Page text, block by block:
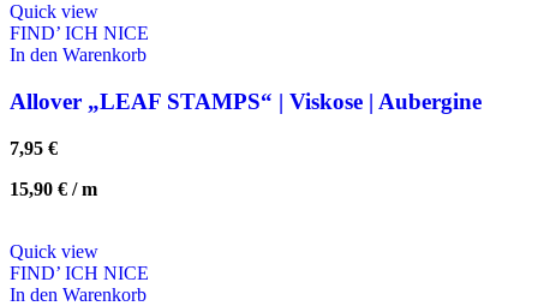
Quick view
FIND’ ICH NICE
In den Warenkorb
Allover „LEAF STAMPS“ | Viskose | Aubergine
7,95 €
15,90 € /m
Quick view
FIND’ ICH NICE
In den Warenkorb